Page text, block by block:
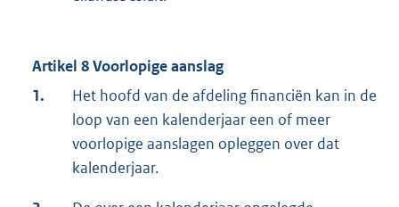
Artikel 8 Voorlopige aanslag
1.
Het hoofd van de afdeling financiën kan in de
loop van een kalenderjaar een of meer
voorlopige aanslagen opleggen over dat
kalenderjaar.